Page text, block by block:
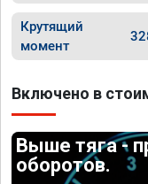
Крутящий
момент
Включено в
Выше тяга -
оборотов.